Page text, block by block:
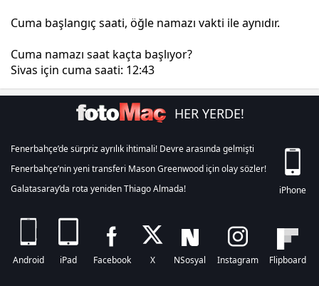
Cuma başlangıç saati, öğle namazı vakti ile aynıdır.
Cuma namazı saat kaçta başlıyor?
Sivas için cuma saati: 12:43
HER YERDE!
Fenerbahçe’de sürpriz ayrılık ihtimali! Devre arasında gelmişti
Fenerbahçe’nin yeni transferi Mason Greenwood için olay sözler!
Galatasaray’da rota yeniden Thiago Almada!
iPhone
Android iPad Facebook X NSosyal Instagram Flipboard